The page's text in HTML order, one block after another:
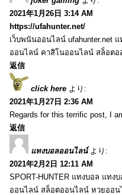
2021年1月26日 3:14 AM
https://ufahunter.net/
เว็บพนันออนไลน์ ufahunter.net
ออนไลน์ คาสิโนออนไลน์ สล็อต
返信
click here より:
2021年1月27日 2:36 AM
Regards for this terrific post, I
返信
แทงบอลออนไลน์ より:
2021年2月2日 12:11 AM
SPORT-HUNTER แทงบอล แท
ออนไลน์ สล็อตออนไลน์ หวยออน